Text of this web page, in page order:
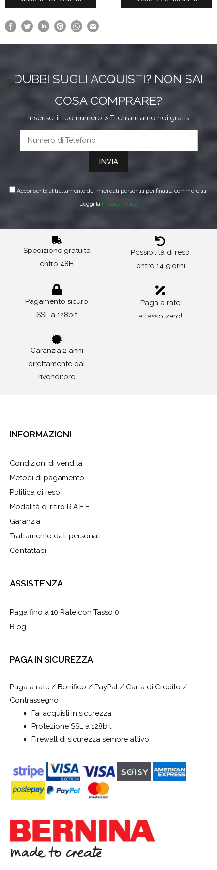
€17.60
a
DUBBI SUGLI ACQUISTI? NON SAI
COSA COMPRARE?
Inserisci il tuo numero > Ti chiamiamo noi gratis
Acconsento al trattamento dei miei dati personali per finalità commerciali.
Leggi la Privacy Policy
Spedizione gratuita
entro 48H
Possibilità di reso
entro 14 giorni
Pagamento sicuro
SSL a 128bit
Paga a rate
a tasso zero!
Garanzia 2 anni
direttamente dal
rivenditore
INFORMAZIONI
Condizioni di vendita
Metodi di pagamento
Politica di reso
Modalità di ritiro R.A.E.E
Garanzia
Trattamento dati personali
Contattaci
ASSISTENZA
Paga fino a 10 Rate con Tasso 0
Blog
PAGA IN SICUREZZA
Paga a rate / Bonifico / PayPal / Carta di Credito /
Contrassegno
Fai acquisti in sicurezza
Protezione SSL a 128bit
Firewall di sicurezza sempre attivo